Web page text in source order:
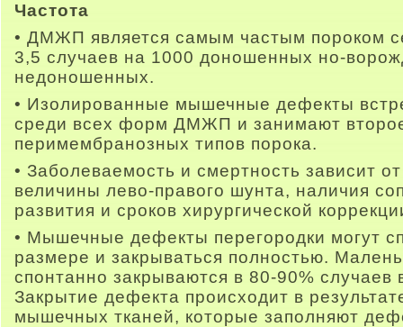
Частота
• ДМЖП является самым частым пороком
3,5 случаев на 1000 доношенных но-
недоношенных.
• Изолированные мышечные дефекты
среди всех форм ДМЖП и занимают
перимембранозных типов порока.
• Заболеваемость и смертность зависит
величины лево-правого шунта, наличия
развития и сроков хирургической
• Мышечные дефекты перегородки могут
размере и закрываться полностью.
спонтанно закрываются в 80-90% случаев
Закрытие дефекта происходит в
мышечных тканей, которые заполняют